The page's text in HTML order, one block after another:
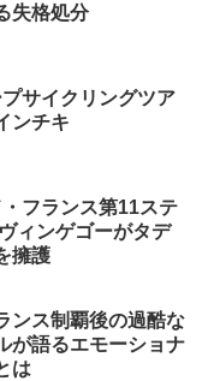
失格処分
サイクリングツア
ンチキ
フランス第11ステ
ィンゲゴーがタデ
擁護
ンス制覇後の過酷な
語るエモーショナ
は